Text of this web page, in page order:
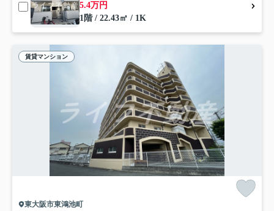
5.4万円
1階 / 22.43㎡ / 1K
賃貸マンション
東大阪市東鴻池町